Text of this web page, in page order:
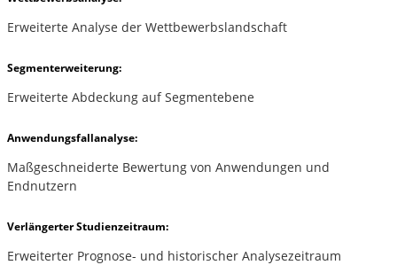
Erweiterte Analyse der Wettbewerbslandschaft
Segmenterweiterung:
Erweiterte Abdeckung auf Segmentebene
Anwendungsfallanalyse:
Maßgeschneiderte Bewertung von Anwendungen und
Endnutzern
Verlängerter Studienzeitraum:
Erweiterter Prognose- und historischer Analysezeitraum